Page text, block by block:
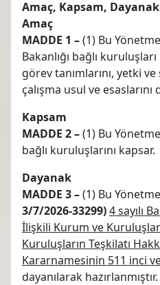
Amaç, Kapsam,
Amaç
MADDE 1 –(1) Bu
Bakanlığı bağlı
görev tanımlarını, yetki
çalışma usul ve
Kapsam
MADDE 2 –(1) Bu
bağlı kuruluşlarını kapsar.
Dayanak
MADDE 3 –(1) Bu
3/7/2026-33299)4 sayılı
İlişkili Kurum ve
Kuruluşların Teşkilatı
Kararnamesinin 511 inci
dayanılarak hazırlanmıştır.